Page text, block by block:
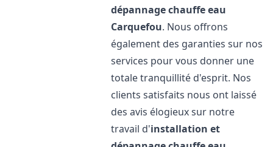
dépannage chauffe eau
Carquefou. Nous offrons
également des garanties sur nos
services pour vous donner une
totale tranquillité d'esprit. Nos
clients satisfaits nous ont laissé
des avis élogieux sur notre
travail d'installation et